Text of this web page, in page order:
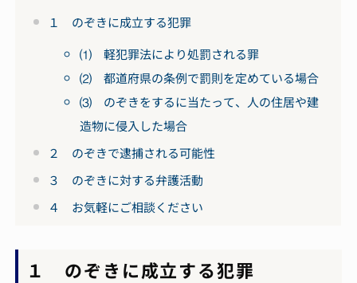
１ のぞきに成立する犯罪
⑴ 軽犯罪法により処罰される罪
⑵ 都道府県の条例で罰則を定めている場合
⑶ のぞきをするに当たって、人の住居や建
造物に侵入した場合
２ のぞきで逮捕される可能性
３ のぞきに対する弁護活動
４ お気軽にご相談ください
１ のぞきに成立する犯罪